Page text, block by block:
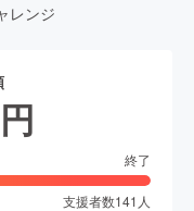
レンジ
円
終了
支援者数141 人